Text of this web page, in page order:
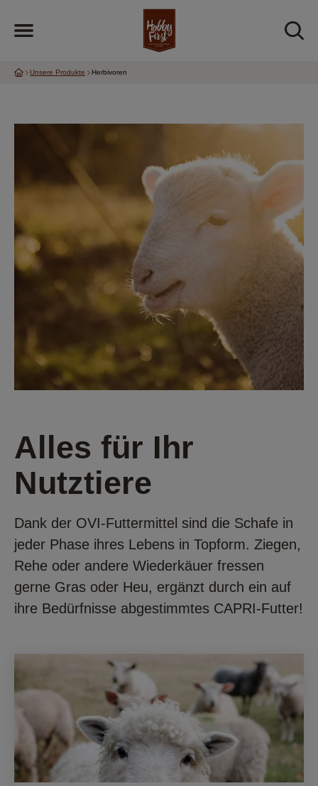
Unsere Produkte Herbivoren
Alles für Ihr
Nutztiere
Dank der OVI-Futtermittel sind die Schafe in
jeder Phase ihres Lebens in Topform. Ziegen,
Rehe oder andere Wiederkäuer fressen
gerne Gras oder Heu, ergänzt durch ein auf
ihre Bedürfnisse abgestimmtes CAPRI-Futter!